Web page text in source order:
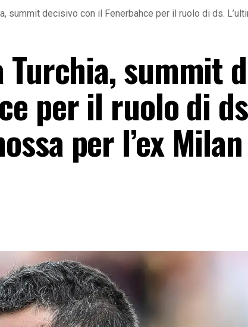
summit decisivo con il Fenerbahce per il ruolo di ds.
summit
per il ruolo di
per l’ex